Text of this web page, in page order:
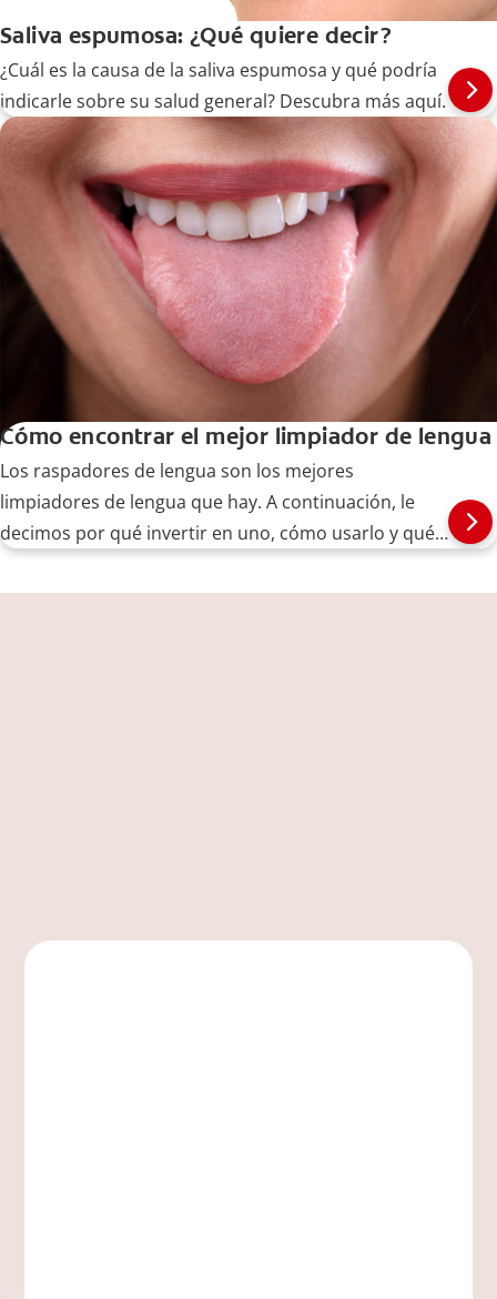
Saliva espumosa: ¿Qué quiere decir?
¿Cuál es la causa de la saliva espumosa y qué podría
indicarle sobre su salud general? Descubra más aquí.
Cómo encontrar el mejor limpiador de lengua
Los raspadores de lengua son los mejores
limpiadores de lengua que hay. A continuación, le
decimos por qué invertir en uno, cómo usarlo y qué
continuación.